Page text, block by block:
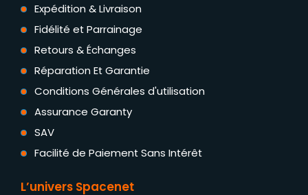
Expédition & Livraison
Fidélité et Parrainage
Retours & Échanges
Réparation Et Garantie
Conditions Générales d'utilisation
Assurance Garanty
SAV
Facilité de Paiement Sans Intérêt
L’univers Spacenet